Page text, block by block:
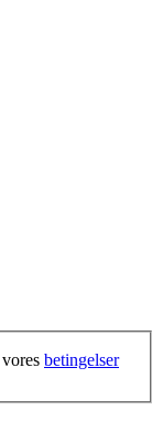
betingelser